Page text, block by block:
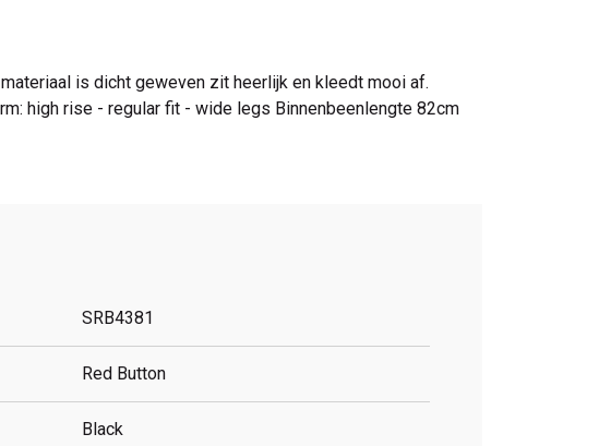
is dicht geweven zit heerlijk en kleedt mooi af.
high rise - regular fit - wide legs Binnenbeenlengte 82cm
SRB4381
Red Button
Black